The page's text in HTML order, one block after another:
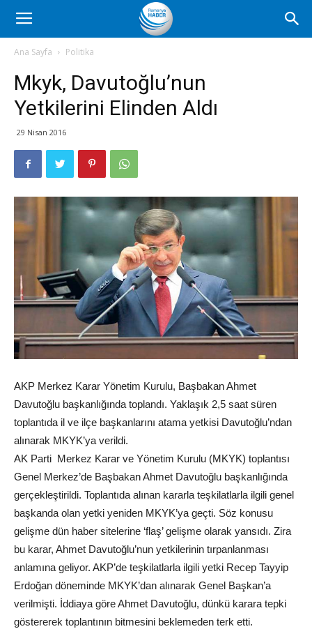
Romanya
Haber
Ana Sayfa Politika
Mkyk, Davutoğlu’nun
Yetkilerini Elinden Aldı
29 Nisan 2016
AKP Merkez Karar Yönetim Kurulu, Başbakan Ahmet
Davutoğlu başkanlığında toplandı. Yaklaşık 2,5 saat süren
toplantıda il ve ilçe başkanlarını atama yetkisi Davutoğlu’ndan
alınarak MKYK’ya verildi.
AK Parti Merkez Karar ve Yönetim Kurulu (MKYK) toplantısı
Genel Merkez’de Başbakan Ahmet Davutoğlu başkanlığında
gerçekleştirildi. Toplantıda alınan kararla teşkilatlarla ilgili genel
başkanda olan yetki yeniden MKYK’ya geçti. Söz konusu
gelişme dün haber sitelerine ‘flaş’ gelişme olarak yansıdı. Zira
bu karar, Ahmet Davutoğlu’nun yetkilerinin tırpanlanması
anlamına geliyor. AKP’de teşkilatlarla ilgili yetki Recep Tayyip
Erdoğan döneminde MKYK’dan alınarak Genel Başkan’a
verilmişti. İddiaya göre Ahmet Davutoğlu, dünkü karara tepki
göstererek toplantının bitmesini beklemeden terk etti.